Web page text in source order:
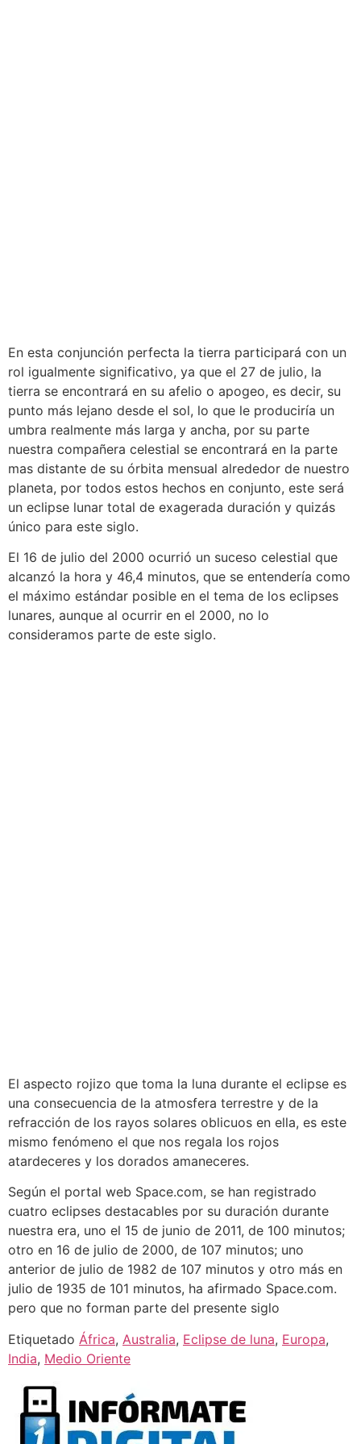
En esta conjunción perfecta la tierra participará con un
rol igualmente significativo, ya que el 27 de julio, la
tierra se encontrará en su afelio o apogeo, es decir, su
punto más lejano desde el sol, lo que le produciría un
umbra realmente más larga y ancha, por su parte
nuestra compañera celestial se encontrará en la parte
mas distante de su órbita mensual alrededor de nuestro
planeta, por todos estos hechos en conjunto, este será
un eclipse lunar total de exagerada duración y quizás
único para este siglo.
El 16 de julio del 2000 ocurrió un suceso celestial que
alcanzó la hora y 46,4 minutos, que se entendería como
el máximo estándar posible en el tema de los eclipses
lunares, aunque al ocurrir en el 2000, no lo
consideramos parte de este siglo.
El aspecto rojizo que toma la luna durante el eclipse es
una consecuencia de la atmosfera terrestre y de la
refracción de los rayos solares oblicuos en ella, es este
mismo fenómeno el que nos regala los rojos
atardeceres y los dorados amaneceres.
Según el portal web Space.com, se han registrado
cuatro eclipses destacables por su duración durante
nuestra era, uno el 15 de junio de 2011, de 100 minutos;
otro en 16 de julio de 2000, de 107 minutos; uno
anterior de julio de 1982 de 107 minutos y otro más en
julio de 1935 de 101 minutos, ha afirmado Space.com.
pero que no forman parte del presente siglo
Etiquetado África, Australia, Eclipse de luna, Europa,
India, Medio Oriente